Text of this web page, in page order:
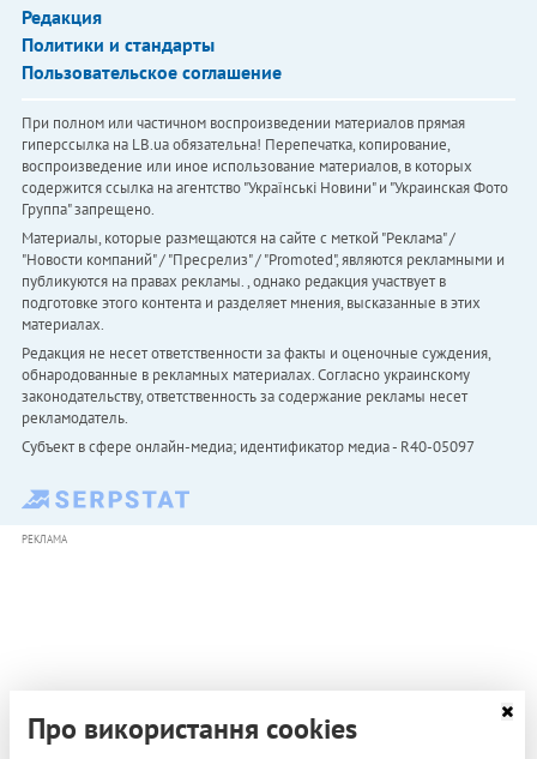
Редакция
Политики и стандарты
Пользовательское соглашение
При полном или частичном воспроизведении материалов прямая
гиперссылка на LB.ua обязательна! Перепечатка, копирование,
воспроизведение или иное использование материалов, в которых
содержится ссылка на агентство "Українськi Новини" и "Украинская Фото
Группа" запрещено.
Материалы, которые размещаются на сайте с меткой "Реклама" /
"Новости компаний" / "Пресрелиз" / "Promoted", являются рекламными и
публикуются на правах рекламы. , однако редакция участвует в
подготовке этого контента и разделяет мнения, высказанные в этих
материалах.
Редакция не несет ответственности за факты и оценочные суждения,
обнародованные в рекламных материалах. Согласно украинскому
законодательству, ответственность за содержание рекламы несет
рекламодатель.
Субъект в сфере онлайн-медиа; идентификатор медиа - R40-05097
РЕКЛАМА
Про використання cookies